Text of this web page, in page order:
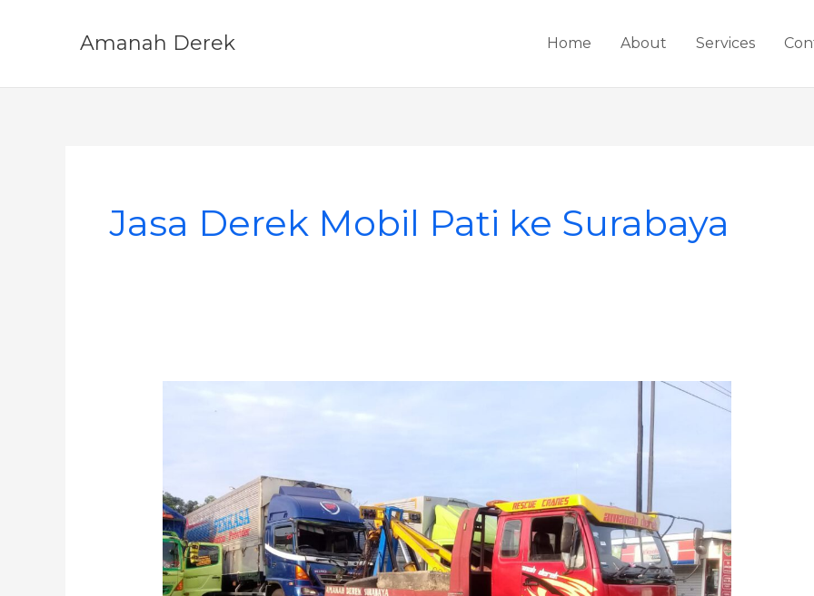
Amanah Derek Home About Services
Jasa Derek Mobil Pati ke Surabaya
08123220879